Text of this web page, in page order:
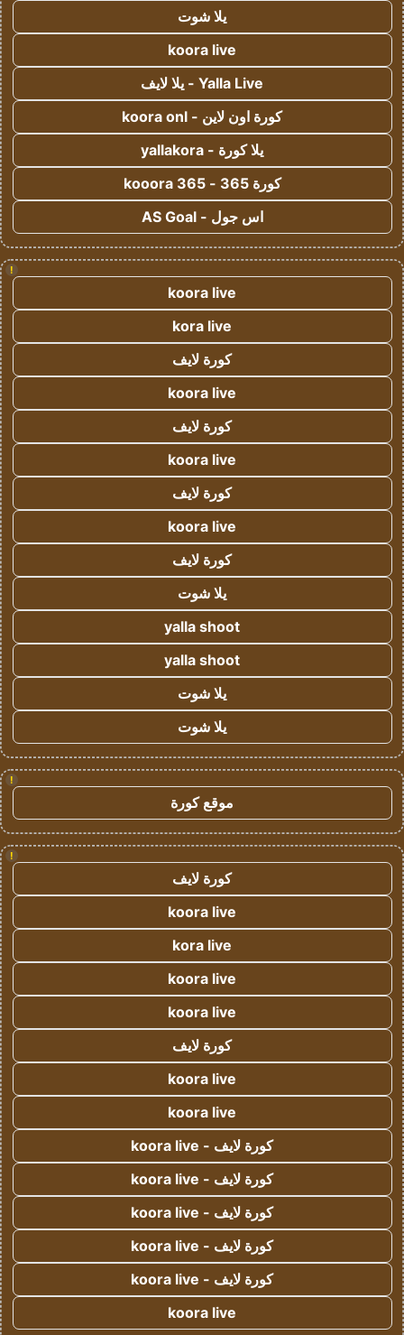
يلا شوت
koora live
Yalla Live - يلا لايف
كورة اون لاين - koora onl
يلا كورة - yallakora
كورة 365 - kooora 365
اس جول - AS Goal
!
koora live
kora live
كورة لايف
koora live
كورة لايف
koora live
كورة لايف
koora live
كورة لايف
يلا شوت
yalla shoot
yalla shoot
يلا شوت
يلا شوت
!
موقع كورة
!
كورة لايف
koora live
kora live
koora live
koora live
كورة لايف
koora live
koora live
كورة لايف - koora live
كورة لايف - koora live
كورة لايف - koora live
كورة لايف - koora live
كورة لايف - koora live
koora live